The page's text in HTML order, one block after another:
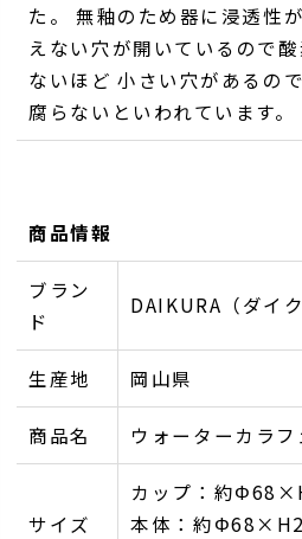
た。 無釉のため器に浸透性
えない穴が開いているので
ないほど 小さい穴があるの
腐らないといわれています。
商品情報
ブラン
ド
DAIKURA（ダイク
生産地 岡山県
商品名 ウォーターカラ
サイズ
カップ：約
本体：約